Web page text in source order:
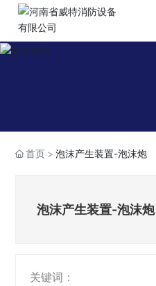
首页 泡沫产生装置-泡沫炮
泡沫产生装置-泡沫炮
关键词：